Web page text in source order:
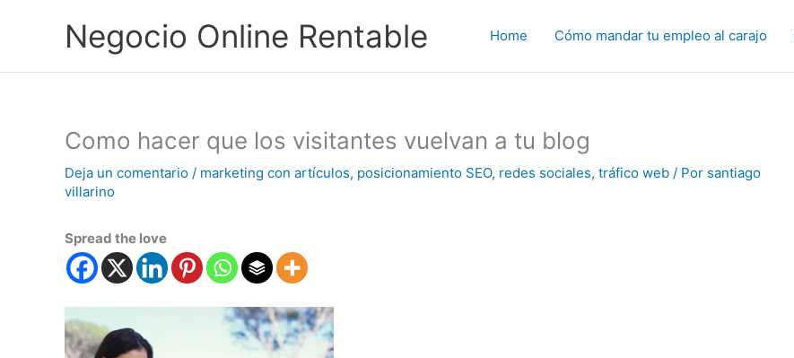
Negocio Online Rentable Home Cómo mandar tu empleo al carajo
Como hacer que los visitantes vuelvan a tu blog
Deja un comentario / marketing con artículos, posicionamiento SEO, redes sociales, tráfico web / Por santiago
villarino
Spread the love